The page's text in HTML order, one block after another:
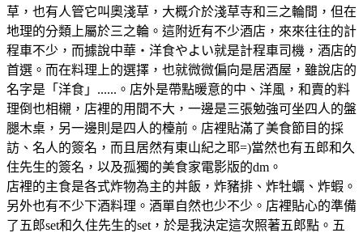
草，也有人管它叫奧淺草，大概介於淺草寺和三之輪間，但在
地理的分類上屬於三之輪。這附近有不少酒店，來來往往的計
程車不少，而據說中華・洋食やよい就是計程車司機，酒店的
首選。而在料理上的選擇，也就微微偏向是居酒屋，雖說店的
名字是「洋食」......。店外是帶點暖意的中、洋風，和賣的料
理倒也相櫬，店裡的用間不大，一邊是三張勉強可坐四人的盤
腿木桌，另一邊則是四人的檯前。店裡貼滿了美食節目的採
訪、名人的簽名，而且居然有東山紀之耶=)當然也有五郎和久
住先生的簽名，以及孤獨的美食家電影版的dm。
店裡的主食是各式炸物為主的丼飯，炸豬排、炸牡蠣、炸蝦。
另外也有不少下酒料理。酒單自然也少不少。店裡貼心的準備
了五郎set和久住先生的set，於是我決定這次照著五郎點。五